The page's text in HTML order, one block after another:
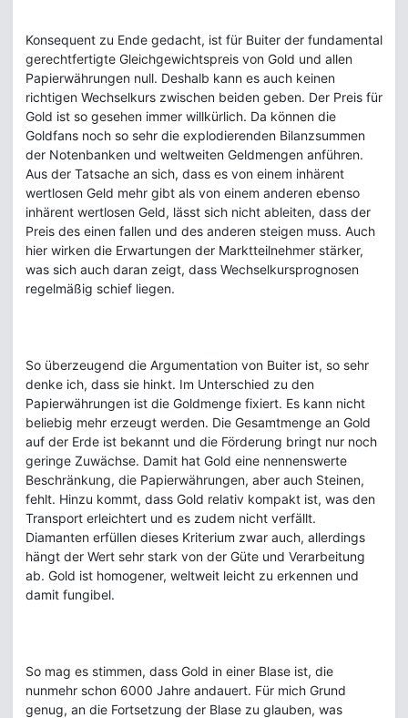
Konsequent zu Ende gedacht, ist für Buiter der fundamental
gerechtfertigte Gleichgewichtspreis von Gold und allen
Papierwährungen null. Deshalb kann es auch keinen
richtigen Wechselkurs zwischen beiden geben. Der Preis für
Gold ist so gesehen immer willkürlich. Da können die
Goldfans noch so sehr die explodierenden Bilanzsummen
der Notenbanken und weltweiten Geldmengen anführen.
Aus der Tatsache an sich, dass es von einem inhärent
wertlosen Geld mehr gibt als von einem anderen ebenso
inhärent wertlosen Geld, lässt sich nicht ableiten, dass der
Preis des einen fallen und des anderen steigen muss. Auch
hier wirken die Erwartungen der Marktteilnehmer stärker,
was sich auch daran zeigt, dass Wechselkursprognosen
regelmäßig schief liegen.
So überzeugend die Argumentation von Buiter ist, so sehr
denke ich, dass sie hinkt. Im Unterschied zu den
Papierwährungen ist die Goldmenge fixiert. Es kann nicht
beliebig mehr erzeugt werden. Die Gesamtmenge an Gold
auf der Erde ist bekannt und die Förderung bringt nur noch
geringe Zuwächse. Damit hat Gold eine nennenswerte
Beschränkung, die Papierwährungen, aber auch Steinen,
fehlt. Hinzu kommt, dass Gold relativ kompakt ist, was den
Transport erleichtert und es zudem nicht verfällt.
Diamanten erfüllen dieses Kriterium zwar auch, allerdings
hängt der Wert sehr stark von der Güte und Verarbeitung
ab. Gold ist homogener, weltweit leicht zu erkennen und
damit fungibel.
So mag es stimmen, dass Gold in einer Blase ist, die
nunmehr schon 6000 Jahre andauert. Für mich Grund
genug, an die Fortsetzung der Blase zu glauben, was